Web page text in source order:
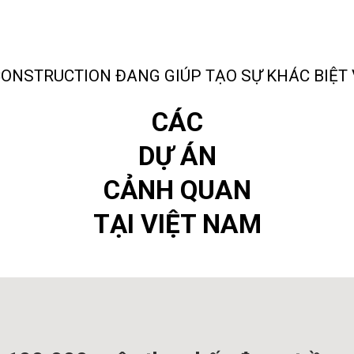
ĐANG GIÚP TẠO SỰ KHÁC BIỆT
CÁC
DỰ ÁN
CẢNH QUAN
TẠI VIỆT NAM